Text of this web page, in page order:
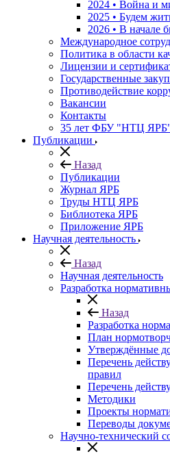
2024 • Война и
2025 • Будем
2026 • В начале
Международное
Политика в области
Лицензии и
Государственные
Противодействие
Вакансии
Контакты
35 лет ФБУ "НТЦ
Публикации
Назад
Публикации
Журнал ЯРБ
Труды НТЦ ЯРБ
Библиотека ЯРБ
Приложение ЯРБ
Научная деятельность
Назад
Научная деятельность
Разработка
Назад
Разработка
План
Утверждённые
Перечень
правил
Перечень
Методики
Проекты
Переводы
Научно-технический